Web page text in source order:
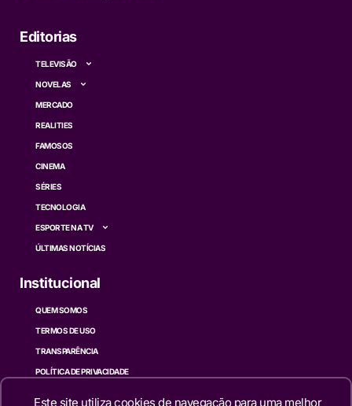
Editorias
TELEVISÃO
NOVELAS
MERCADO
REALITIES
FAMOSOS
CINEMA
SÉRIES
TECNOLOGIA
ESPORTE NA TV
ÚLTIMAS NOTÍCIAS
Institucional
QUEM SOMOS
TERMOS DE USO
TRANSPARÊNCIA
POLÍTICA DE PRIVACIDADE
Este site utiliza cookies de navegação para uma melhor